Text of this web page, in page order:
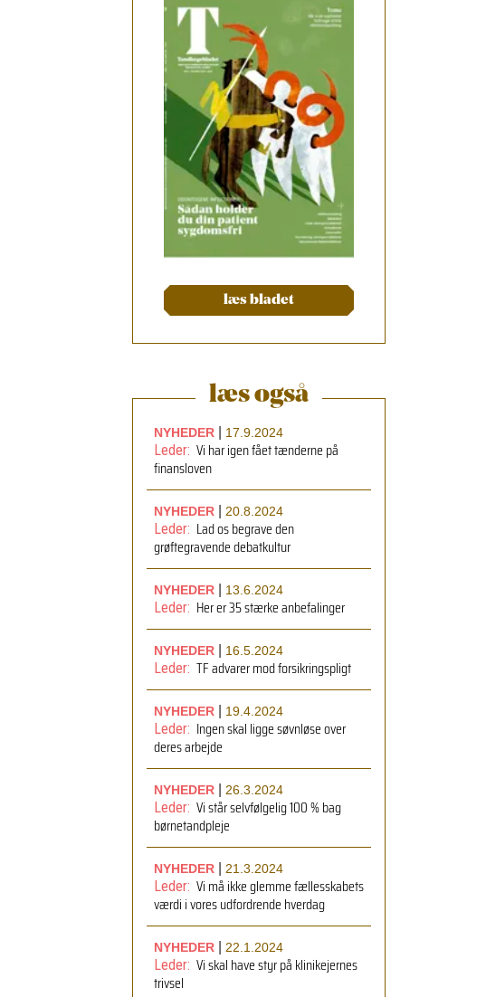
læs bladet
læs også
NYHEDER| 17.9.2024
Leder: Vi har igen fået tænderne på
finansloven
NYHEDER| 20.8.2024
Leder: Lad os begrave den
grøftegravende debatkultur
NYHEDER| 13.6.2024
Leder: Her er 35 stærke anbefalinger
NYHEDER| 16.5.2024
Leder: TF advarer mod forsikringspligt
NYHEDER| 19.4.2024
Leder: Ingen skal ligge søvnløse over
deres arbejde
NYHEDER| 26.3.2024
Leder: Vi står selvfølgelig 100 % bag
børnetandpleje
NYHEDER| 21.3.2024
Leder: Vi må ikke glemme fællesskabets
værdi i vores udfordrende hverdag
NYHEDER| 22.1.2024
Leder: Vi skal have styr på klinikejernes
trivsel